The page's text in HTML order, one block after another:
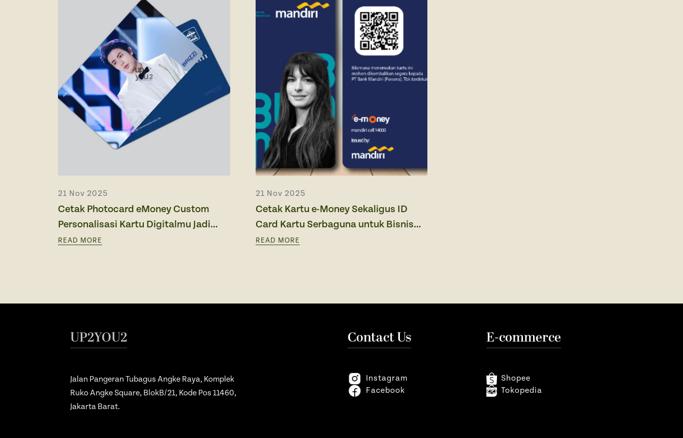
21 Nov 2025
Cetak Photocard eMoney Custom
Personalisasi Kartu Digitalmu Jadi
Lebih Unik
READ MORE
21 Nov 2025
Cetak Kartu e-Money Sekaligus ID
Card Kartu Serbaguna untuk Bisnis
dan Gaya Hidup Modern
READ MORE
UP2YOU2
Jalan Pangeran Tubagus Angke Raya, Komplek
Ruko Angke Square, BlokB/21, Kode Pos 11460,
Jakarta Barat.
Contact Us
Instagram
Facebook
E-commerce
Shopee
Tokopedia